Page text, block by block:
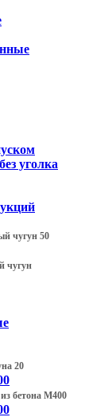
уголка
чугун 50
чугун
20
бетона М400